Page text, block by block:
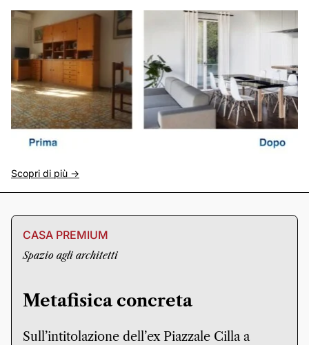
Scopri di più ->
CASA PREMIUM
Spazio agli architetti
Metafisica concreta
Sull’intitolazione dell’ex Piazzale Cilla a